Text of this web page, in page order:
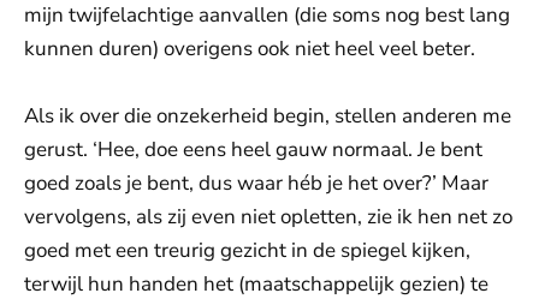
mijn twijfelachtige aanvallen (die soms nog best lang
kunnen duren) overigens ook niet heel veel beter.
Als ik over die onzekerheid begin, stellen anderen me
gerust. ‘Hee, doe eens heel gauw normaal. Je bent
goed zoals je bent, dus waar héb je het over?’ Maar
vervolgens, als zij even niet opletten, zie ik hen net zo
goed met een treurig gezicht in de spiegel kijken,
terwijl hun handen het (maatschappelijk gezien) te